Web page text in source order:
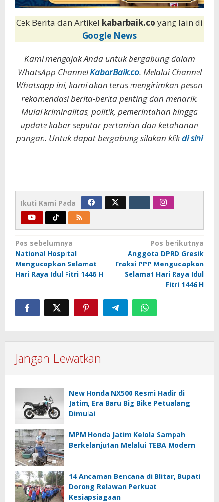
Cek Berita dan Artikel kabarbaik.co yang lain di
Google News
Kami mengajak Anda untuk bergabung dalam
WhatsApp ChannelKabarBaik.co. Melalui Channel
Whatsapp ini, kami akan terus mengirimkan pesan
rekomendasi berita-berita penting dan menarik.
Mulai kriminalitas, politik, pemerintahan hingga
update kabar seputar pertanian dan ketahanan
pangan. Untuk dapat bergabung silakan klikdi sini
Ikuti Kami Pada
Navigasi
pos
Pos sebelumnya
National Hospital
Mengucapkan Selamat
Hari Raya Idul Fitri 1446 H
Pos berikutnya
Anggota DPRD Gresik
Fraksi PPP Mengucapkan
Selamat Hari Raya Idul
Fitri 1446 H
Jangan Lewatkan
New Honda NX500 Resmi Hadir di
Jatim, Era Baru Big Bike Petualang
Dimulai
MPM Honda Jatim Kelola Sampah
Berkelanjutan Melalui TEBA Modern
14 Ancaman Bencana di Blitar, Bupati
Dorong Relawan Perkuat
Kesiapsiagaan